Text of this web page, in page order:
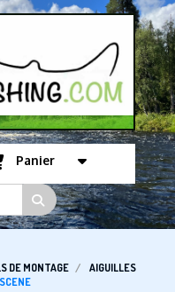
Panier
DE MONTAGE
AIGUILLES